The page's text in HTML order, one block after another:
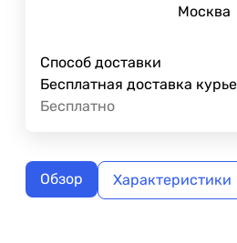
Москва
Способ доставки
Бесплатная доставка
Бесплатно
Обзор Характеристики